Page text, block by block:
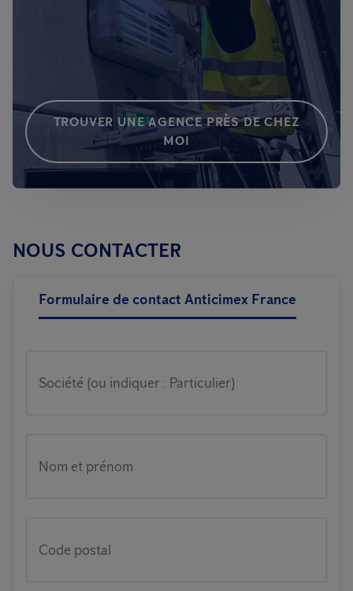
TROUVER UNE AGENCE PRÈS DE CHEZ
MOI
NOUS CONTACTER
Formulaire de contact Anticimex France
Société (ou indiquer : Particulier)
Nom et prénom
Code postal